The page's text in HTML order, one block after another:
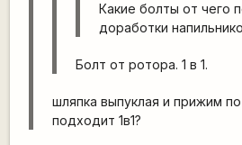
Какие болты от чего
доработки
Болт от ротора. 1 в 1.
шляпка выпуклая и прижим по
подходит 1в1?